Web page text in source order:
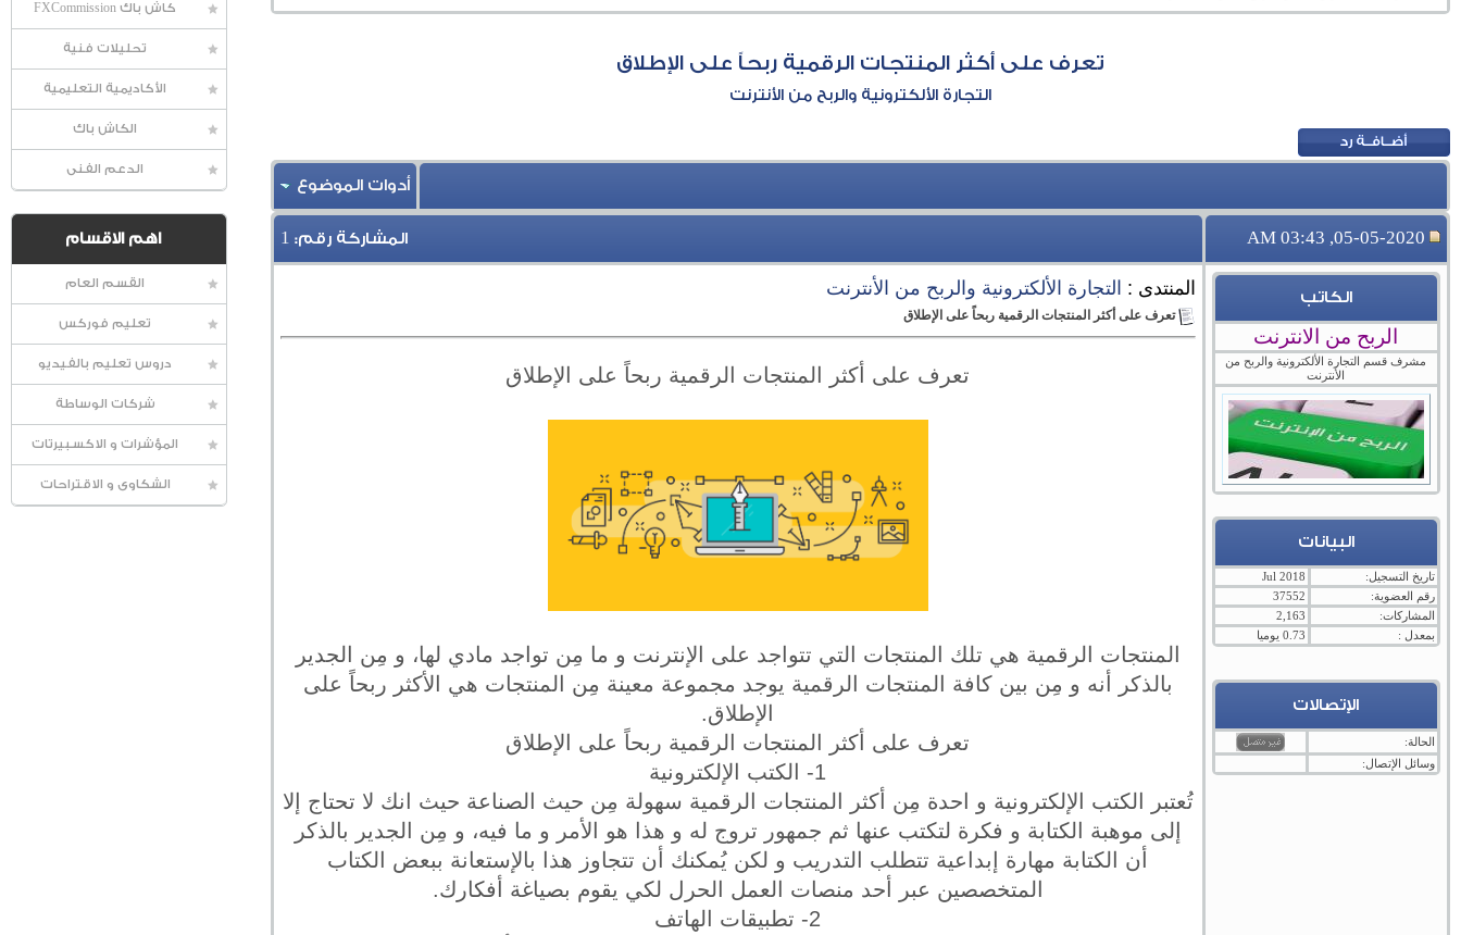
كاش باك FXCommission
تحليلات فنية
الأكاديمية التعليمية
الكاش باك
الدعم الفنى
اهم الاقسام
القسم العام
تعليم فوركس
دروس تعليم بالفيديو
شركات الوساطة
المؤشرات و الاكسبيرتات
الشكاوى و الاقتراحات
تعرف على أكثر المنتجات الرقمية ربحاً على الإطلاق
التجارة الألكترونية والربح من الأنترنت
أدوات الموضوع
05-05-2020, 03:43 AM المشاركة رقم: 1
الكاتب
الربح من الانترنت
مشرف قسم التجارة الألكترونية والربح من
الأنترنت
البيانات
تاريخ التسجيل:
Jul 2018
رقم العضوية:
37552
المشاركات:
2,163
بمعدل :
0.73 يوميا
الإتصالات
الحالة:
وسائل الإتصال:
المنتدى : التجارة الألكترونية والربح من الأنترنت
تعرف على أكثر المنتجات الرقمية ربحاً على الإطلاق
تعرف على أكثر المنتجات الرقمية ربحاً على الإطلاق
المنتجات الرقمية هي تلك المنتجات التي تتواجد على الإنترنت و ما مِن تواجد مادي لها، و مِن الجدير
بالذكر أنه و مِن بين كافة المنتجات الرقمية يوجد مجموعة معينة مِن المنتجات هي الأكثر ربحاً على
الإطلاق.
تعرف على أكثر المنتجات الرقمية ربحاً على الإطلاق
1- الكتب الإلكترونية
تُعتبر الكتب الإلكترونية و احدة مِن أكثر المنتجات الرقمية سهولة مِن حيث الصناعة حيث انك لا تحتاج إلا
إلى موهبة الكتابة و فكرة لتكتب عنها ثم جمهور تروج له و هذا هو الأمر و ما فيه، و مِن الجدير بالذكر
أن الكتابة مهارة إبداعية تتطلب التدريب و لكن يُمكنك أن تتجاوز هذا بالإستعانة ببعض الكتاب
المتخصصين عبر أحد منصات العمل الحرل لكي يقوم بصياغة أفكارك.
2- تطبيقات الهاتف